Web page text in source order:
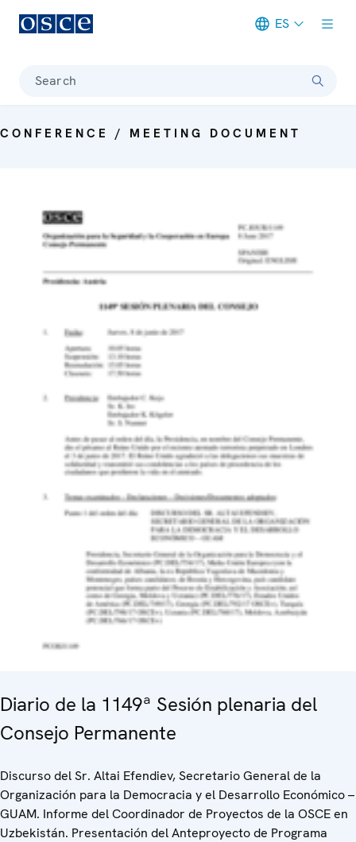
ES
Search
CONFERENCE / MEETING DOCUMENT
Diario de la 1149ª Sesión plenaria del
Consejo Permanente
Discurso del Sr. Altai Efendiev, Secretario General de la
Organización para la Democracia y el Desarrollo Económico –
GUAM. Informe del Coordinador de Proyectos de la OSCE en
Uzbekistán. Presentación del Anteproyecto de Programa